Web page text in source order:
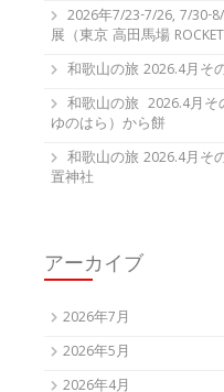
2026年7/23-7/26, 7/30-
展（東京 高田馬場
和歌山の旅 2026.4月
和歌山の旅 2026.4月
ゆのはら）から餅
和歌山の旅 2026.4月そ
置神社
アーカイブ
2026年7月
2026年5月